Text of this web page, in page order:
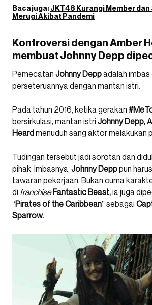
Baca juga:JKT48 Kurangi Member
Merugi Akibat Pandemi
Kontroversi dengan Amber
membuat Johnny Depp
Pemecatan Johnny Deppadalah
perseteruannya dengan mantan istri.
Pada tahun 2016, ketika gerakan
bersirkulasi, mantan istri Johnny Depp,
Heardmenuduh sang aktor melakukan
Tudingan tersebut jadi sorotan dan
pihak. Imbasnya, Johnny Depppun
tawaran pekerjaan. Bukan cuma
di franchise Fantastic Beast,ia juga
“Pirates of the Caribbean” sebagai
Sparrow.